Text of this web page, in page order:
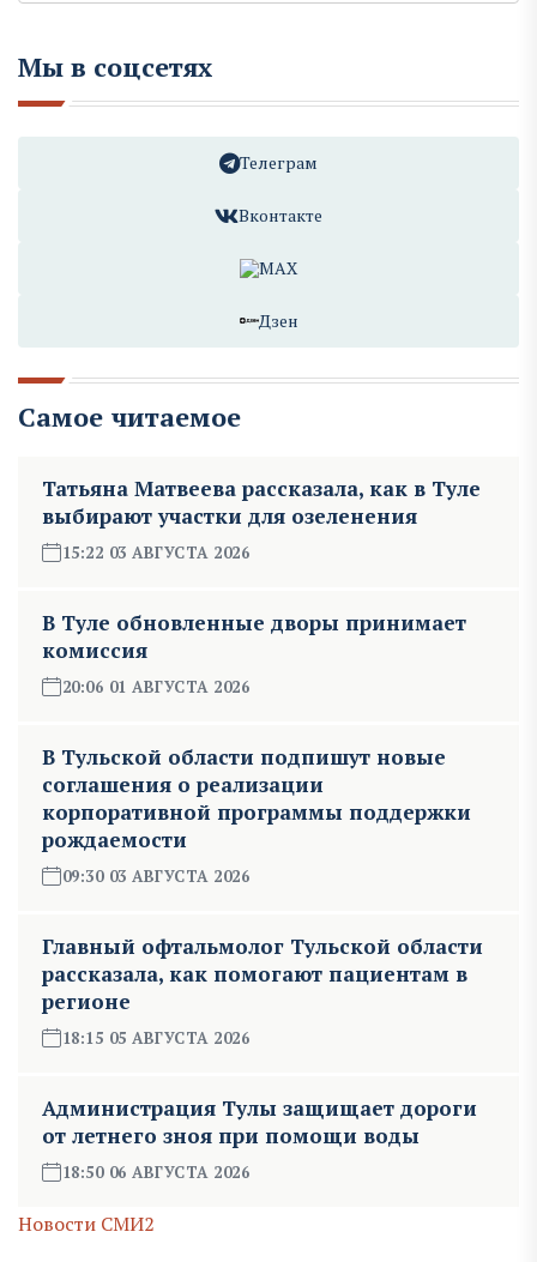
Мы в соцсетях
Телеграм
Вконтакте
MAX
Дзен
Самое читаемое
Татьяна Матвеева рассказала, как в Туле
выбирают участки для озеленения
15:22 03 АВГУСТА 2026
В Туле обновленные дворы принимает
комиссия
20:06 01 АВГУСТА 2026
В Тульской области подпишут новые
соглашения о реализации
корпоративной программы поддержки
рождаемости
09:30 03 АВГУСТА 2026
Главный офтальмолог Тульской области
рассказала, как помогают пациентам в
регионе
18:15 05 АВГУСТА 2026
Администрация Тулы защищает дороги
от летнего зноя при помощи воды
18:50 06 АВГУСТА 2026
Новости СМИ2